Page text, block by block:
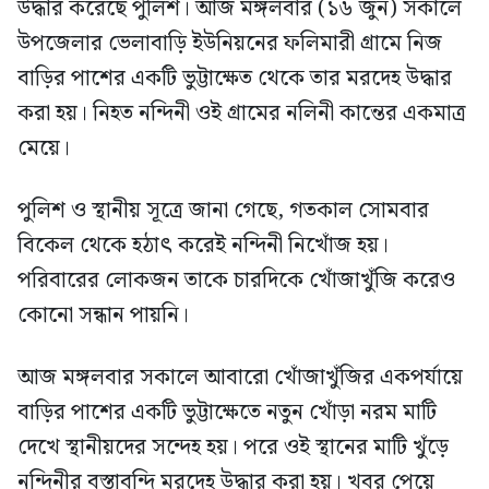
উদ্ধার করেছে পুলিশ। আজ মঙ্গলবার (১৬ জুন) সকালে
উপজেলার ভেলাবাড়ি ইউনিয়নের ফলিমারী গ্রামে নিজ
বাড়ির পাশের একটি ভুট্টাক্ষেত থেকে তার মরদেহ উদ্ধার
করা হয়। নিহত নন্দিনী ওই গ্রামের নলিনী কান্তের একমাত্র
মেয়ে।
পুলিশ ও স্থানীয় সূত্রে জানা গেছে, গতকাল সোমবার
বিকেল থেকে হঠাৎ করেই নন্দিনী নিখোঁজ হয়।
পরিবারের লোকজন তাকে চারদিকে খোঁজাখুঁজি করেও
কোনো সন্ধান পায়নি।
আজ মঙ্গলবার সকালে আবারো খোঁজাখুঁজির একপর্যায়ে
বাড়ির পাশের একটি ভুট্টাক্ষেতে নতুন খোঁড়া নরম মাটি
দেখে স্থানীয়দের সন্দেহ হয়। পরে ওই স্থানের মাটি খুঁড়ে